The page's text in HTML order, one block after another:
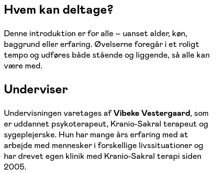
Hvem kan deltage?
Denne introduktion er for alle – uanset alder, køn,
baggrund eller erfaring. Øvelserne foregår i et roligt
tempo og udføres både stående og liggende, så alle kan
være med.
Underviser
Undervisningen varetages afVibeke Vestergaard, som
er uddannet psykoterapeut, Kranio-Sakral terapeut og
sygeplejerske. Hun har mange års erfaring med at
arbejde med mennesker i forskellige livssituationer og
har drevet egen klinik med Kranio-Sakral terapi siden
2005.